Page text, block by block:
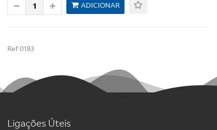
ADICIONAR
Ref 0183
Ligações Úteis